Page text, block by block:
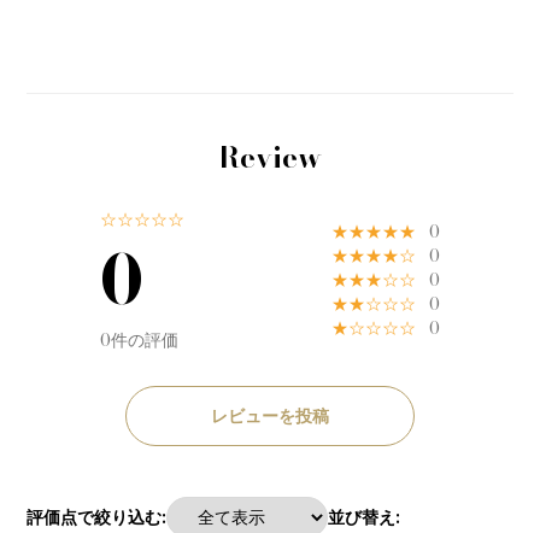
Review
☆☆☆☆☆
0
0件の評価
★★★★★ 0
★★★★☆ 0
★★★☆☆ 0
★★☆☆☆ 0
★☆☆☆☆ 0
レビューを投稿
評価点で絞り込む: 並び替え: